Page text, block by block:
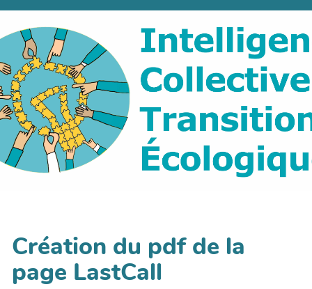
Création du pdf de la
page LastCall